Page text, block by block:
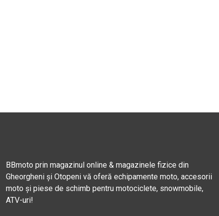
BBmoto prin magazinul online & magazinele fizice din
Gheorgheni și Otopeni vă oferă echipamente moto, accesorii
moto și piese de schimb pentru motociclete, snowmobile,
ATV-uri!